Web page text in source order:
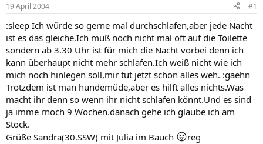
e
r
t
a
m
19 April 2004 #1
:sleep Ich würde so gerne mal durchschlafen,aber jede Nacht
ist es das gleiche.Ich muß noch nicht mal oft auf die Toilette
sondern ab 3.30 Uhr ist für mich die Nacht vorbei denn ich
kann überhaupt nicht mehr schlafen.Ich weiß nicht wie ich
mich noch hinlegen soll,mir tut jetzt schon alles weh. :gaehn
Trotzdem ist man hundemüde,aber es hilft alles nichts.Was
macht ihr denn so wenn ihr nicht schlafen könnt.Und es sind
ja imme rnoch 9 Wochen.danach gehe ich glaube ich am
Stock.
Grüße Sandra(30.SSW) mit Julia im Bauch 😛reg